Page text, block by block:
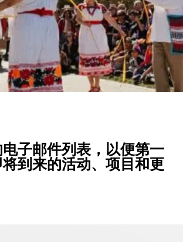
子邮件列表，以便第一
到来的活动、项目和更